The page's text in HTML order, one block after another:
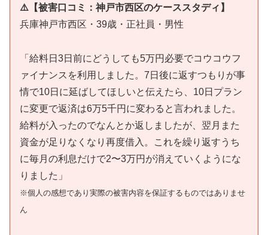
⚠️【被害口コミ：神戸市西区のケーススタディ】
兵庫神戸市西区・39歳・正社員・男性
「給料日3日前にどうしても5万円必要でコウコウフ
ァイナンスを利用しました。7日後に返すつもりが事
情で10日に延ばしてほしいと伝えたら、10日プラン
に変更で返済は6万5千円に変わると言われました。
給料が入ったのでなんとか返しましたが、翌月また
資金が足りなくなり再度借入。これを繰り返すうち
に毎月の利息だけで2〜3万円が消えていくようにな
りました」
※個人の感想であり実際の被害内容を保証するものではありませ
ん